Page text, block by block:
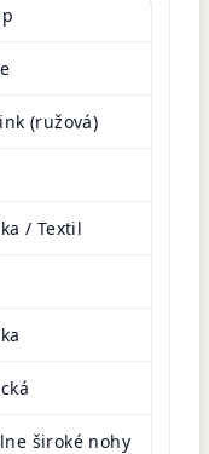
(ružová)
/ Textil
široké nohy